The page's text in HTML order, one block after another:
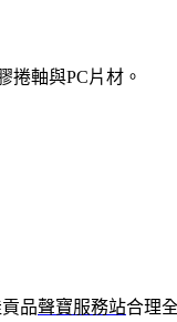
捲軸與PC片材。
品聲寶服務站合理